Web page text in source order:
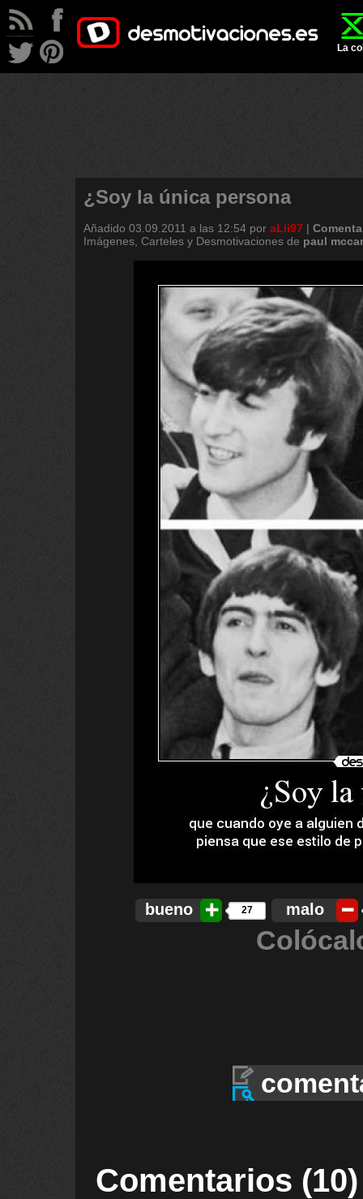
La
¿Soy la única persona
Añadido 03.09.2011 a las 12:54 por aLii97 |
Imágenes, Carteles y Desmotivaciones de paul
bueno 27 malo
Comentarios (10)